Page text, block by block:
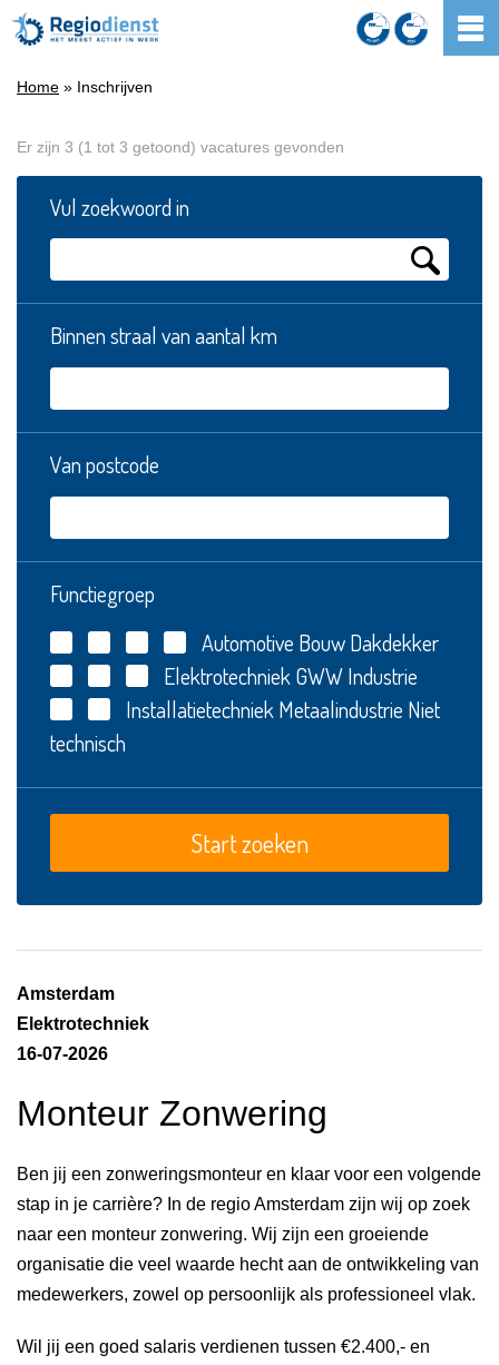
Home » Inschrijven
Er zijn 3 (1 tot 3 getoond) vacatures gevonden
Vul zoekwoord in
Binnen straal van aantal km
Van postcode
Functiegroep
Automotive BouwDakdekker
Elektrotechniek GWWIndustrie
Installatietechniek Metaalindustrie Niet
technisch
Amsterdam
Elektrotechniek
16-07-2026
Monteur Zonwering
Ben jij een zonweringsmonteur en klaar voor een volgende
stap in je carrière? In de regio Amsterdam zijn wij op zoek
naar een monteur zonwering. Wij zijn een groeiende
organisatie die veel waarde hecht aan de ontwikkeling van
medewerkers, zowel op persoonlijk als professioneel vlak.
Wil jij een goed salaris verdienen tussen €2.400,- en